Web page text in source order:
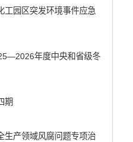
工园区突发环境事件应急
年度中央和省级冬
期
生产领域风腐问题专项治